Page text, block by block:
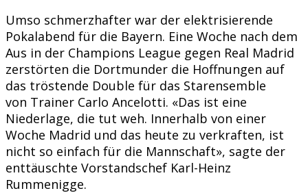
Umso schmerzhafter war der elektrisierende
Pokalabend für die Bayern. Eine Woche nach dem
Aus in der Champions League gegen Real Madrid
zerstörten die Dortmunder die Hoffnungen auf
das tröstende Double für das Starensemble
von Trainer Carlo Ancelotti. «Das ist eine
Niederlage, die tut weh. Innerhalb von einer
Woche Madrid und das heute zu verkraften, ist
nicht so einfach für die Mannschaft», sagte der
enttäuschte Vorstandschef Karl-Heinz
Rummenigge.